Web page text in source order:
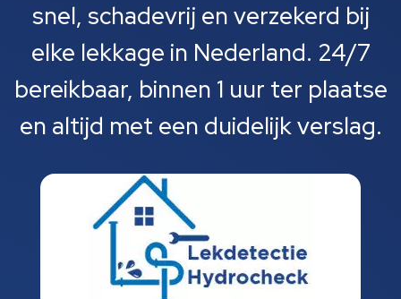
snel, schadevrij en verzekerd bij
elke lekkage in Nederland. 24/7
bereikbaar, binnen 1 uur ter plaatse
en altijd met een duidelijk verslag.